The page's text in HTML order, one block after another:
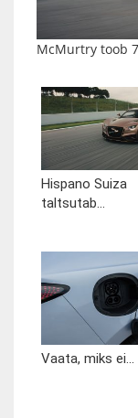
McMurtry toob
Hispano Suiza
taltsutab...
Vaata, miks ei...